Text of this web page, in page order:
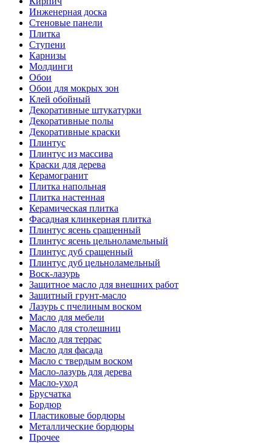
Инженерная доска
Стеновые панели
Плитка
Ступени
Карнизы
Молдинги
Обои
Обои для мокрых зон
Клей обойный
Декоративные штукатурки
Декоративные полы
Декоративные краски
Плинтус
Плинтус из массива
Краски для дерева
Керамогранит
Плитка напольная
Плитка настенная
Керамическая плитка
Фасадная клинкерная плитка
Плинтус ясень сращенный
Плинтус ясень цельноламельный
Плинтус дуб сращенный
Плинтус дуб цельноламельный
Воск-лазурь
Защитное масло для внешних работ
Защитный грунт-масло
Лазурь с пчелиным воском
Масло для мебели
Масло для столешниц
Масло для террас
Масло для фасада
Масло с твердым воском
Масло-лазурь для дерева
Масло-уход
Брусчатка
Бордюр
Пластиковые бордюры
Металлические бордюры
Прочее